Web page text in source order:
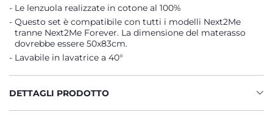
Le lenzuola realizzate in cotone al 100%
Questo set è compatibile con tutti i modelli Next2Me
tranne Next2Me Forever. La dimensione del materasso
dovrebbe essere 50x83cm.
Lavabile in lavatrice a 40°
DETTAGLI PRODOTTO